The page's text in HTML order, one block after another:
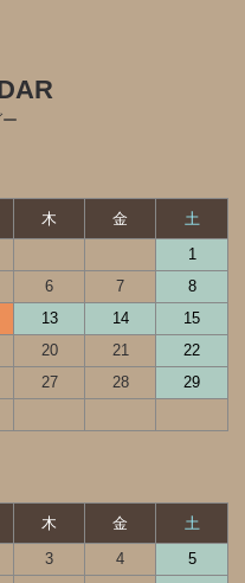
木 金
土
1
6 7
8
13 14
15
20 21
22
27 28
29
木 金
土
3 4
5